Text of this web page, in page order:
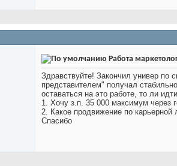
Работа
Здравствуйте! Закончил универ по
представителем" получал
оставаться на это работе, то ли
1. Хочу з.п. 35 000 максимум через
2. Какое продвижение по карьерной
Спасибо